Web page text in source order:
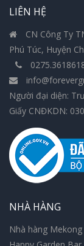
LIÊN HỆ
CN Công Ty
Phú Túc, Huyện
Người đại diện:
Giấy CNĐKDN:
NHÀ HÀNG
Nhà hàng Mekong